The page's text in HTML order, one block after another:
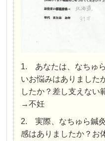
1. あなたは、なちゅ
いお悩みはありました
したか？差し支えない
→不妊
2. 実際、なちゅら鍼
感はありましたか？お